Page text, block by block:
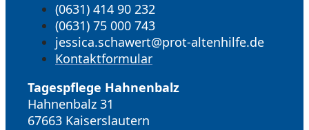
(0631) 414 90 232
(0631) 75 000 743
jessica.schawert@prot-altenhilfe.de
Kontaktformular
Tagespflege Hahnenbalz
Hahnenbalz 31
67663 Kaiserslautern